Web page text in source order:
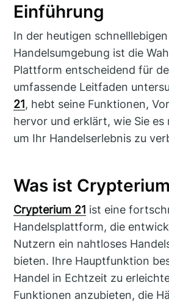
Einführung
In der heutigen schnelllebigen
Handelsumgebung ist die
Plattform entscheidend für
umfassende Leitfaden
21, hebt seine Funktionen,
hervor und erklärt, wie Sie es
um Ihr Handelserlebnis zu
Was ist
Crypterium 21 ist eine
Handelsplattform, die
Nutzern ein nahtloses
bieten. Ihre Hauptfunktion
Handel in Echtzeit zu
Funktionen anzubieten, die